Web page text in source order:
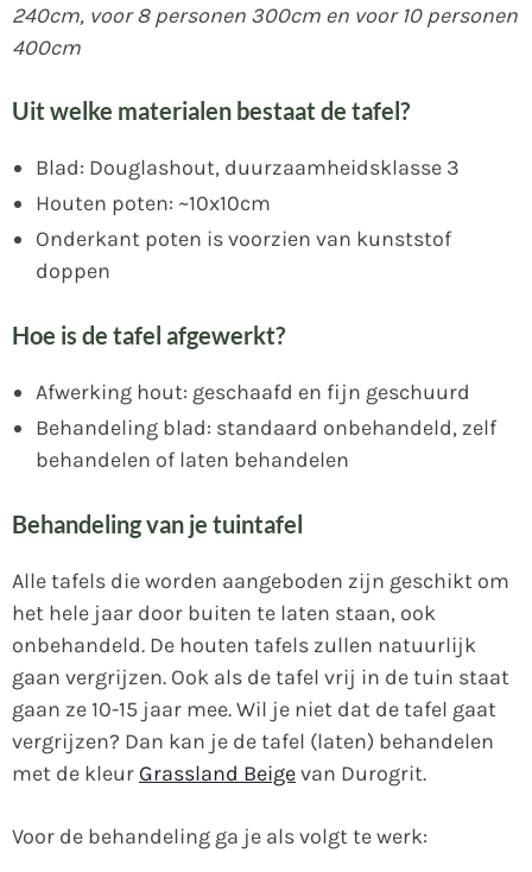
240cm, voor 8 personen 300cm en voor 10 personen
400cm
Uit welke materialen bestaat de tafel?
Blad: Douglashout, duurzaamheidsklasse 3
Houten poten: ~10x10cm
Onderkant poten is voorzien van kunststof
doppen
Hoe is de tafel afgewerkt?
Afwerking hout: geschaafd en fijn geschuurd
Behandeling blad: standaard onbehandeld, zelf
behandelen of laten behandelen
Behandeling van je tuintafel
Alle tafels die worden aangeboden zijn geschikt om
het hele jaar door buiten te laten staan, ook
onbehandeld. De houten tafels zullen natuurlijk
gaan vergrijzen. Ook als de tafel vrij in de tuin staat
gaan ze 10-15 jaar mee. Wil je niet dat de tafel gaat
vergrijzen? Dan kan je de tafel (laten) behandelen
met de kleur Grassland Beigevan Durogrit.
Voor de behandeling ga je als volgt te werk: